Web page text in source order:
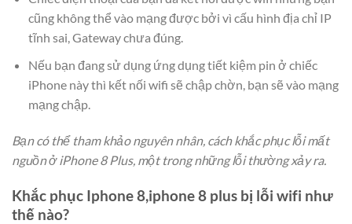
cũng không thể vào mạng được bởi vì cấu hình địa chỉ IP
tĩnh sai, Gateway chưa đúng.
Nếu bạn đang sử dụng ứng dụng tiết kiệm pin ở chiếc
iPhone này thì kết nối wifi sẽ chập chờn, bạn sẽ vào mạng
mạng chập.
Bạn có thể tham khảo nguyên nhân, cách khắc phục lỗi mất
nguồn ở iPhone 8 Plus, một trong những lỗi thường xảy ra.
Khắc phục Iphone 8,iphone 8 plus bị lỗi wifi như
thế nào?